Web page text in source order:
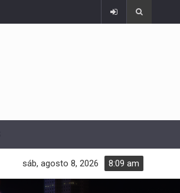
8:09 am
sáb, agosto 8, 2026